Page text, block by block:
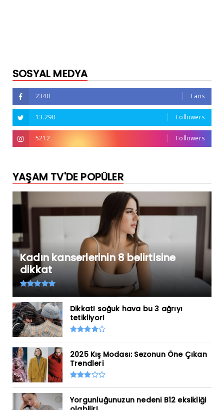
SOSYAL MEDYA
2340 Fans
13.290 Followers
5212 Followers
YAŞAM TV'DE POPÜLER
Kadın kanserlerinin 8 belirtisine
dikkat
Dikkat! soğuk hava bu 3 ağrıyı
tetikliyor!
2025 Kış Modası: Sezonun Öne Çıkan
Trendleri
Yorgunluğunuzun nedeni B12 eksikliği